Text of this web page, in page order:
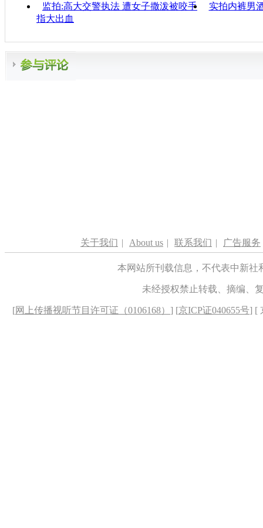
监拍:高大交警执法 遭女子撒泼被咬手
指大出血
实拍内裤男
关于我们 | About us | 联系我们 | 广告服务
本网站所刊载信息，不代表中新
未经授权禁止转载、摘编、
[网上传播视听节目许可证（0106168） ] [京ICP证040655号] [